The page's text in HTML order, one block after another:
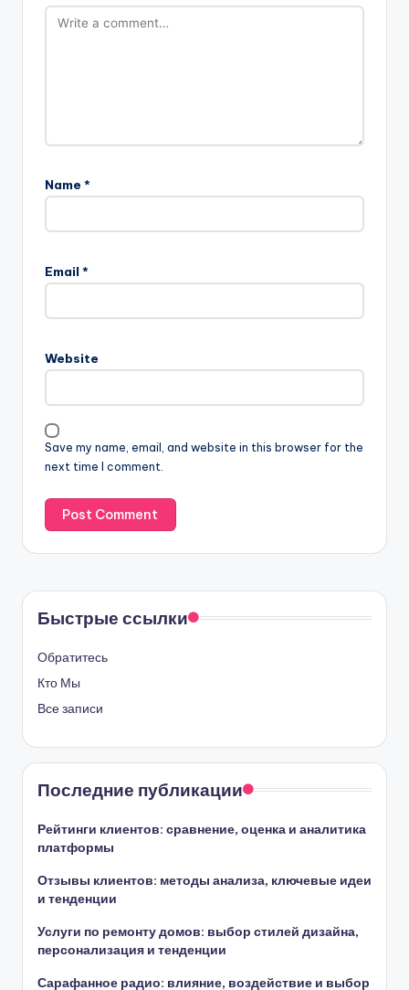
Name *
Email *
Website
Save my name, email, and website in this browser for the
next time I comment.
Быстрые ссылки
Обратитесь
Кто Мы
Все записи
Последние публикации
Рейтинги клиентов: сравнение, оценка и аналитика
платформы
Отзывы клиентов: методы анализа, ключевые идеи
и тенденции
Услуги по ремонту домов: выбор стилей дизайна,
персонализация и тенденции
Сарафанное радио: влияние, воздействие и выбор